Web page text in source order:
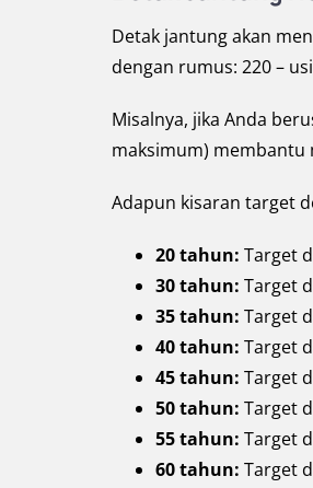
Detak jantung akan
dengan rumus: 220 –
Misalnya, jika Anda
maksimum) membantu
Adapun kisaran target
20 tahun: Target
30 tahun: Target
35 tahun: Target
40 tahun: Target
45 tahun: Target
50 tahun: Target
55 tahun: Target
60 tahun: Target